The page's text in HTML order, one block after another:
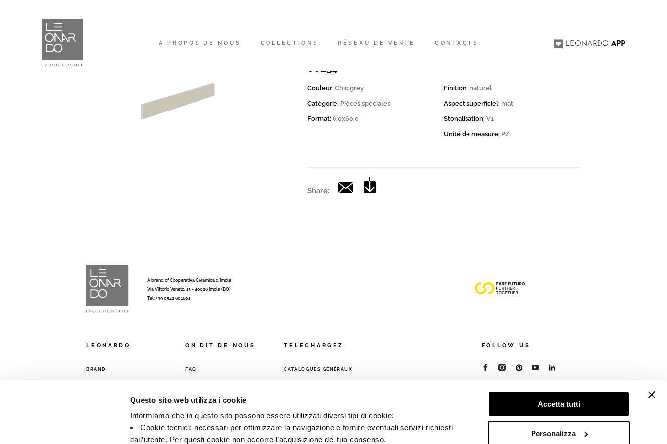
Questo sito web utilizza i cookie
Informiamo che in questo sito possono essere utilizzati diversi tipi di cookie:
Cookie tecnici: necessari per ottimizzare la navigazione e fornire eventuali servizi richiesti
dall’utente. Per questi cookie non occorre l’acquisizione del tuo consenso.
Accetta tutti
Personalizza
A PROPOS DE NOUS COLLECTIONS RÉSEAU DE VENTE CONTACTS LEONARDOAPP
00234
Couleur: Chic grey
Catégorie: Pièces spéciales
Format: 6.0x60.0
Finition: naturel
Aspect superficiel: mat
Stonalisation: V1
Unité de measure: PZ
Share:
A brand of Cooperativa Ceramica d’Imola
Via Vittorio Veneto, 13 - 40026 Imola (BO)
Tel: +39 0542 601601
LEONARDO
BRAND
ON DIT DE NOUS
FAQ
TELECHARGEZ
CATALOGUES GÉNÉRAUX
FOLLOW US
© 2026 - Cooperativa Ceramica d’Imola
R.E.A. BO 5545